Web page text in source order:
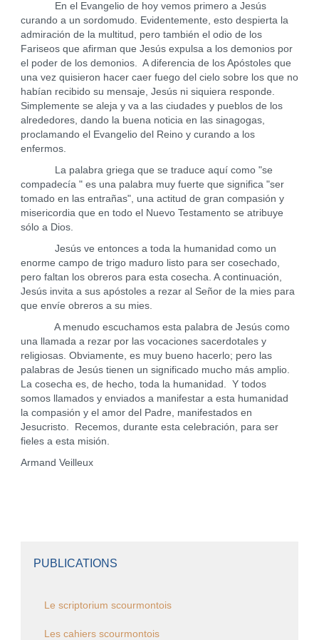
En el Evangelio de hoy vemos primero a Jesús
curando a un sordomudo. Evidentemente, esto despierta la
admiración de la multitud, pero también el odio de los
Fariseos que afirman que Jesús expulsa a los demonios por
el poder de los demonios. A diferencia de los Apóstoles que
una vez quisieron hacer caer fuego del cielo sobre los que no
habían recibido su mensaje, Jesús ni siquiera responde.
Simplemente se aleja y va a las ciudades y pueblos de los
alrededores, dando la buena noticia en las sinagogas,
proclamando el Evangelio del Reino y curando a los
enfermos.
La palabra griega que se traduce aquí como "se
compadecía " es una palabra muy fuerte que significa "ser
tomado en las entrañas", una actitud de gran compasión y
misericordia que en todo el Nuevo Testamento se atribuye
sólo a Dios.
Jesús ve entonces a toda la humanidad como un
enorme campo de trigo maduro listo para ser cosechado,
pero faltan los obreros para esta cosecha. A continuación,
Jesús invita a sus apóstoles a rezar al Señor de la mies para
que envíe obreros a su mies.
A menudo escuchamos esta palabra de Jesús como
una llamada a rezar por las vocaciones sacerdotales y
religiosas. Obviamente, es muy bueno hacerlo; pero las
palabras de Jesús tienen un significado mucho más amplio.
La cosecha es, de hecho, toda la humanidad. Y todos
somos llamados y enviados a manifestar a esta humanidad
la compasión y el amor del Padre, manifestados en
Jesucristo. Recemos, durante esta celebración, para ser
fieles a esta misión.
Armand Veilleux
PUBLICATIONS
Le scriptorium scourmontois
Les cahiers scourmontois